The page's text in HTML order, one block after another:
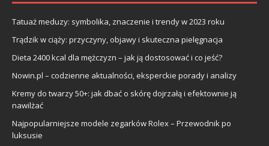
Tatuaż meduzy: symbolika, znaczenie i trendy w 2023 roku
Trądzik w ciąży: przyczyny, objawy i skuteczna pielęgnacja
Dieta 2400 kcal dla mężczyzn – jak ją dostosować i co jeść?
Nowin.pl – codzienne aktualności, eksperckie porady i analizy
Kremy do twarzy 50+: jak dbać o skórę dojrzałą i efektownie ją
nawilżać
Najpopularniejsze modele zegarków Rolex – Przewodnik po
luksusie